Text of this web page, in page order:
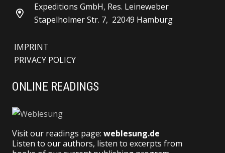
Expeditions GmbH, Res. Leineweber
Stapelholmer Str. 7, 22049 Hamburg
IMPRINT
PRIVACY POLICY
ONLINE READINGS
Visit our readings page: weblesung.de
Listen to our authors, listen to excerpts from